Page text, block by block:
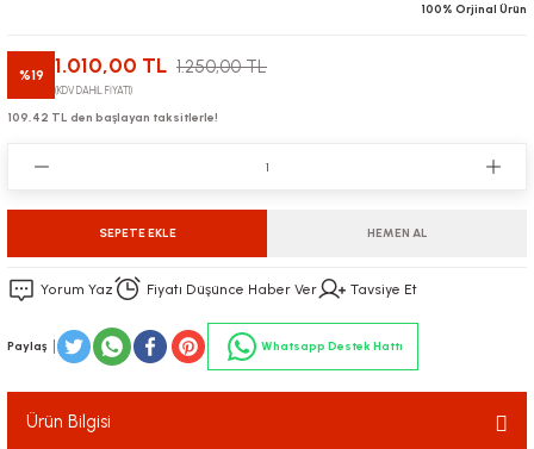
100% Orjinal Ürün
%19 1.010,00 TL 1.250,00 TL
(KDV DAHİL FİYATI)
109,42 TL den başlayan taksitlerle!
SEPETE EKLE HEMEN AL
Yorum Yaz Fiyatı Düşünce Haber Ver Tavsiye Et
Paylaş Whatsapp Destek Hattı
Ürün Bilgisi